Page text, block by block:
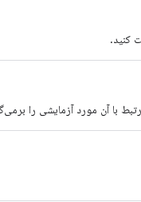
کنید.
با آن مورد آزمایشی را